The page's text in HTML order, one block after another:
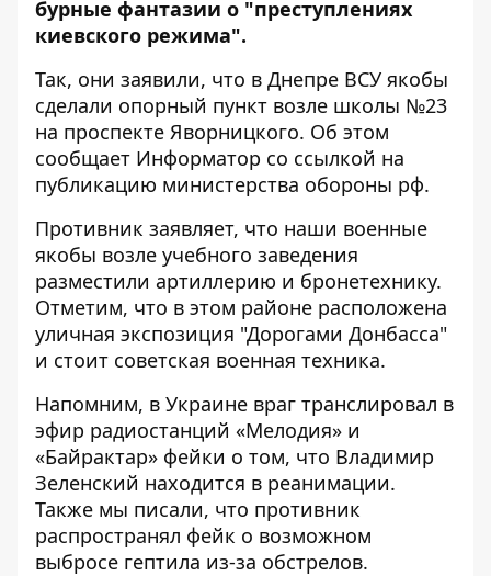
бурные фантазии о "преступлениях
киевского режима".
Так, они заявили, что в Днепре ВСУ якобы
сделали опорный пункт возле школы №23
на проспекте Яворницкого. Об этом
сообщает Информатор со ссылкой на
публикацию министерства обороны рф.
Противник заявляет, что наши военные
якобы возле учебного заведения
разместили артиллерию и бронетехнику.
Отметим, что в этом районе расположена
уличная экспозиция "Дорогами Донбасса"
и стоит советская военная техника.
Напомним, в Украине враг транслировал в
эфир радиостанций «Мелодия» и
«Байрактар» фейки о том, что Владимир
Зеленский находится в реанимации.
Также мы писали, что противник
распространял фейк о возможном
выбросе гептила из-за обстрелов.